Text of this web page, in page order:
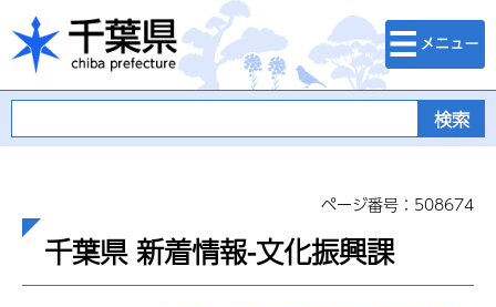
千葉県
検索・メニュ
ー
ページ番号：508674
千葉県 新着情報-文化振興課